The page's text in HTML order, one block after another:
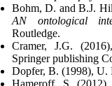
Bohm, D. and B.J.
AN ontological
Routledge.
Cramer, J.G.
Springer publishing
Dopfer, B. (1998), U.
Hameroff, S.